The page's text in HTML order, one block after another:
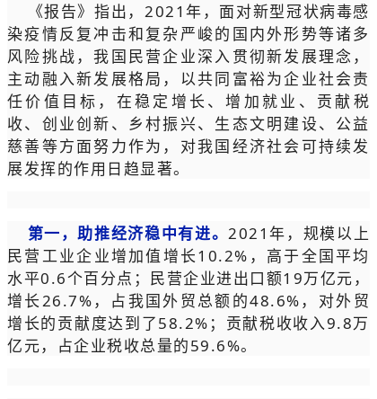
《报告》指出，2021年，面对新型冠状病毒感
染疫情反复冲击和复杂严峻的国内外形势等诸多
风险挑战，我国民营企业深入贯彻新发展理念，
主动融入新发展格局，以共同富裕为企业社会责
任价值目标，在稳定增长、增加就业、贡献税
收、创业创新、乡村振兴、生态文明建设、公益
慈善等方面努力作为，对我国经济社会可持续发
展发挥的作用日趋显著。
第一，助推经济稳中有进。2021年，规模以上
民营工业企业增加值增长10.2%，高于全国平均
水平0.6个百分点；民营企业进出口额19万亿元，
增长26.7%，占我国外贸总额的48.6%，对外贸
增长的贡献度达到了58.2%；贡献税收收入9.8万
亿元，占企业税收总量的59.6%。